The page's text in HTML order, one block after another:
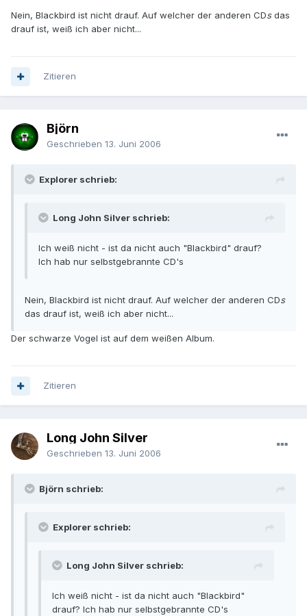
Nein, Blackbird ist nicht drauf. Auf welcher der anderen CDsdas
drauf ist, weiß ich aber nicht...
Zitieren
Björn
Geschrieben 13. Juni 2006
Explorer schrieb:
Long John Silver schrieb:
Ich weiß nicht - ist da nicht auch "Blackbird" drauf?
Ich hab nur selbstgebrannte CD's
Nein, Blackbird ist nicht drauf. Auf welcher der anderen CDs
das drauf ist, weiß ich aber nicht...
Der schwarze Vogel ist auf dem weißen Album.
Zitieren
Long John Silver
Geschrieben 13. Juni 2006
Björn schrieb:
Explorer schrieb:
Long John Silver schrieb:
Ich weiß nicht - ist da nicht auch "Blackbird"
drauf? Ich hab nur selbstgebrannte CD's